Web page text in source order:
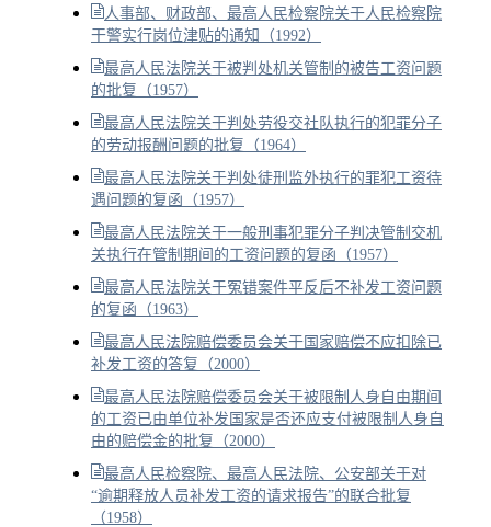
人事部、财政部、最高人民检察院关于人民检察院
干警实行岗位津贴的通知（1992）
最高人民法院关于被判处机关管制的被告工资问题
的批复（1957）
最高人民法院关于判处劳役交社队执行的犯罪分子
的劳动报酬问题的批复（1964）
最高人民法院关于判处徒刑监外执行的罪犯工资待
遇问题的复函（1957）
最高人民法院关于一般刑事犯罪分子判决管制交机
关执行在管制期间的工资问题的复函（1957）
最高人民法院关于冤错案件平反后不补发工资问题
的复函（1963）
最高人民法院赔偿委员会关于国家赔偿不应扣除已
补发工资的答复（2000）
最高人民法院赔偿委员会关于被限制人身自由期间
的工资已由单位补发国家是否还应支付被限制人身自
由的赔偿金的批复（2000）
最高人民检察院、最高人民法院、公安部关于对
“逾期释放人员补发工资的请求报告”的联合批复
（1958）